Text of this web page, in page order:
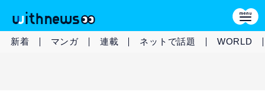
新着 マンガ 連載 ネットで話題 WORLD